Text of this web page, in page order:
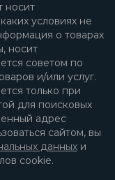
носит
условиях не
о товарах
носит
советом по
и/или услуг.
только при
для поисковых
адрес
сайтом, вы
данных и
cookie.